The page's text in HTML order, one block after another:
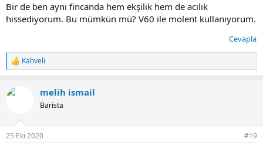
Bir de ben aynı fincanda hem ekşilik hem de acılık
hissediyorum. Bu mümkün mü? V60 ile molent kullanıyorum.
Cevapla
T
e
k
:
Kahveli
melih ismail
Barista
25 Eki 2020 #19